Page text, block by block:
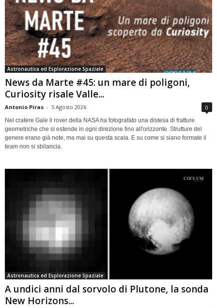
Astronautica ed Esplorazione Spaziale
News da Marte #45: un mare di poligoni,
Curiosity risale Valle...
Antonio Piras - 5 Agosto 2026 0
Nel cratere Gale il rover della NASA ha fotografato una distesa di fratture
geometriche che si estende in ogni direzione fino all'orizzonte. Strutture del
genere erano già note, ma mai su questa scala. E su come si siano formate il
team non si sbilancia.
Astronautica ed Esplorazione Spaziale
A undici anni dal sorvolo di Plutone, la sonda
New Horizons...